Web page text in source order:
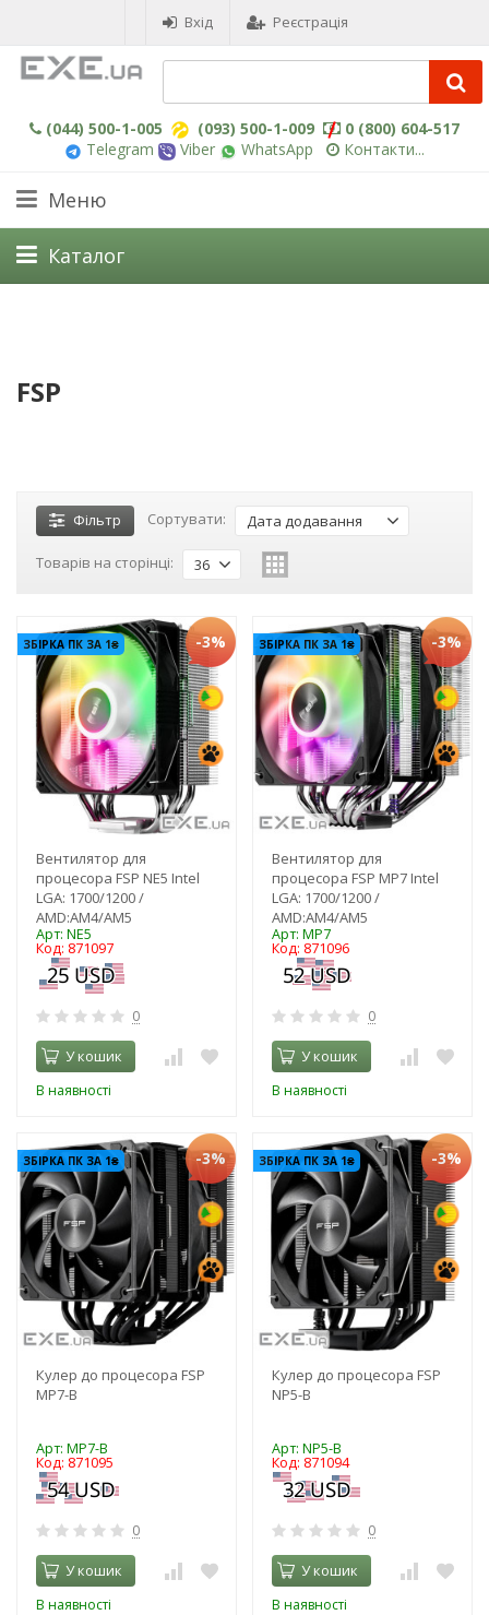
Вхід Реєстрація
(044) 500-1-005 (093) 500-1-009
0 (800) 604-517
Telegram
Viber WhatsApp Контакти...
Меню
Каталог
FSP
Фільтр Сортувати: Дата додавання
Товарів на сторінці: 36
ЗБІРКА ПК ЗА 1₴ -3%
Вентилятор для
процесора FSP NE5 Intel
LGA: 1700/1200 /
AMD:AM4/AM5
Арт: NE5
Код: 871097
0
У кошик
В наявності
ЗБІРКА ПК ЗА 1₴ -3%
Вентилятор для
процесора FSP MP7 Intel
LGA: 1700/1200 /
AMD:AM4/AM5
Арт: MP7
Код: 871096
0
У кошик
В наявності
ЗБІРКА ПК ЗА 1₴ -3%
Кулер до процесора FSP
MP7-B
Арт: MP7-B
Код: 871095
0
У кошик
В наявності
ЗБІРКА ПК ЗА 1₴ -3%
Кулер до процесора FSP
NP5-B
Арт: NP5-B
Код: 871094
0
У кошик
В наявності